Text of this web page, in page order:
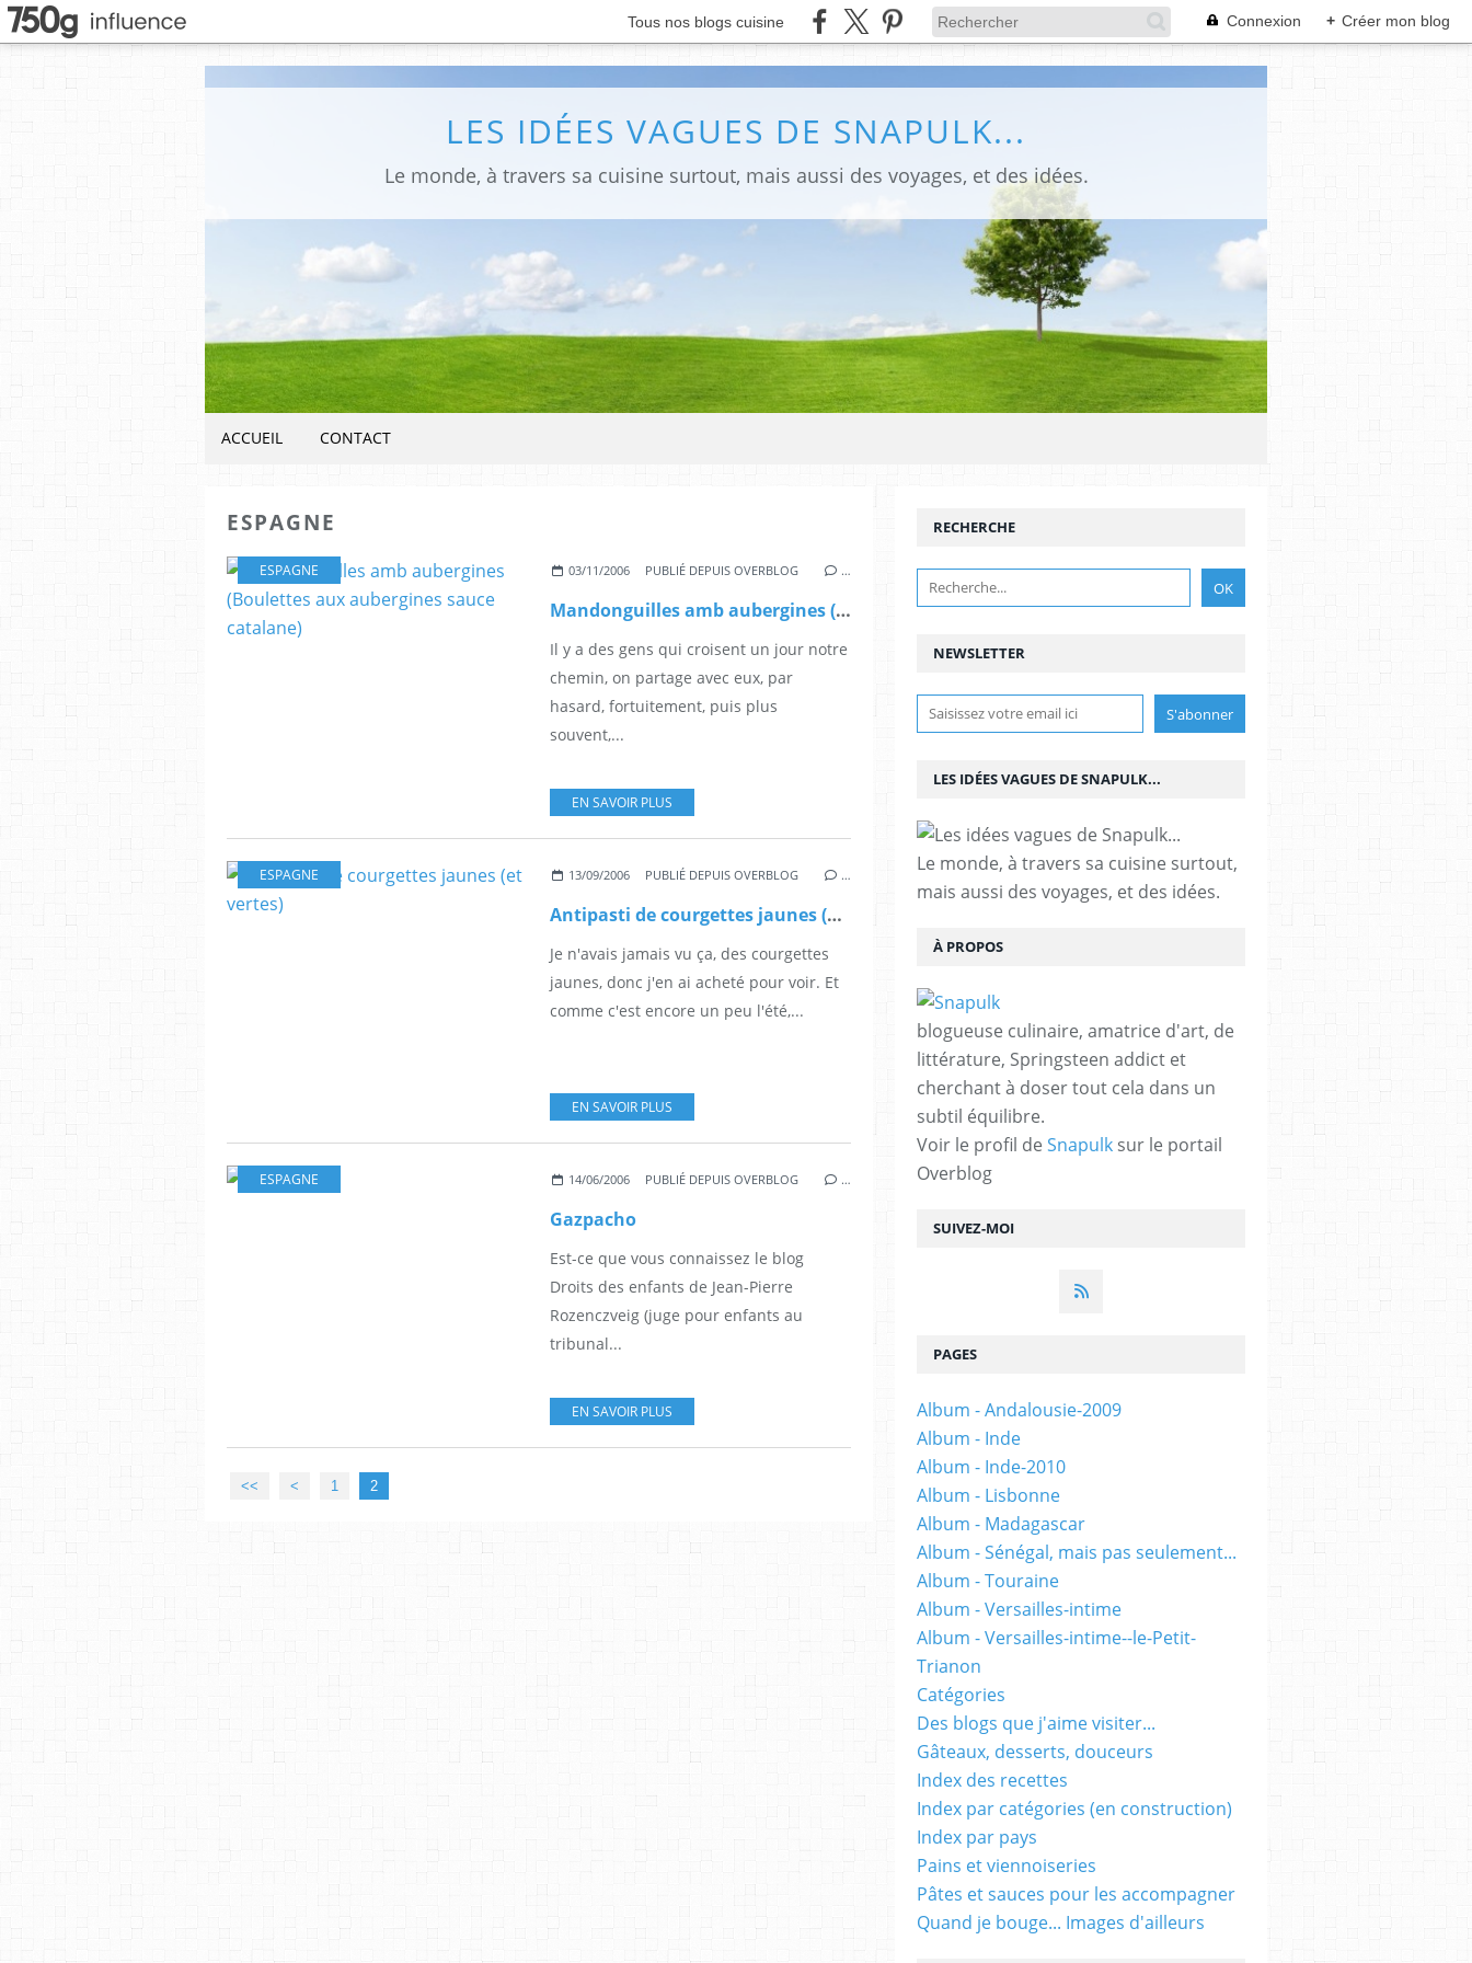
Tous nos blogs cuisine Connexion + Créer mon blog
LES IDÉES VAGUES DE SNAPULK...
Le monde, à travers sa cuisine surtout, mais aussi des voyages, et des idées.
ACCUEIL CONTACT
ESPAGNE
ESPAGNE 03/11/2006 PUBLIÉ DEPUIS OVERBLOG …
Mandonguilles amb aubergines (Boulettes aux aubergines sauce catalane)
Il y a des gens qui croisent un jour notre
chemin, on partage avec eux, par
hasard, fortuitement, puis plus
souvent,...
EN SAVOIR PLUS
ESPAGNE 13/09/2006 PUBLIÉ DEPUIS OVERBLOG …
Antipasti de courgettes jaunes (et vertes)
Je n'avais jamais vu ça, des courgettes
jaunes, donc j'en ai acheté pour voir. Et
comme c'est encore un peu l'été,...
EN SAVOIR PLUS
ESPAGNE 14/06/2006 PUBLIÉ DEPUIS OVERBLOG …
Gazpacho
Est-ce que vous connaissez le blog
Droits des enfants de Jean-Pierre
Rozenczveig (juge pour enfants au
tribunal...
EN SAVOIR PLUS
<< < 1 2
NEWSLETTER
SUIVEZ-MOI
RECHERCHE
LES IDÉES VAGUES DE SNAPULK...
Le monde, à travers sa cuisine surtout,
mais aussi des voyages, et des idées.
À PROPOS
blogueuse culinaire, amatrice d'art, de
littérature, Springsteen addict et
cherchant à doser tout cela dans un
subtil équilibre.
Voir le profil de Snapulk sur le portail
Overblog
PAGES
Album - Andalousie-2009
Album - Inde
Album - Inde-2010
Album - Lisbonne
Album - Madagascar
Album - Sénégal, mais pas seulement...
Album - Touraine
Album - Versailles-intime
Album - Versailles-intime--le-Petit-
Trianon
Catégories
Des blogs que j'aime visiter...
Gâteaux, desserts, douceurs
Index des recettes
Index par catégories (en construction)
Index par pays
Pains et viennoiseries
Pâtes et sauces pour les accompagner
Quand je bouge... Images d'ailleurs